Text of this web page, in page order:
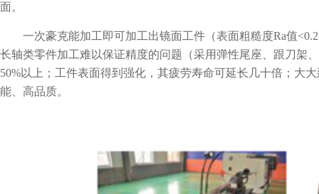
面。
一次豪克能加工即可加工出镜面工件（表面粗糙度Ra值
长轴类零件加工难以保证精度的问题（采用弹性尾座、跟刀架
50%以上；工件表面得到强化，其疲劳寿命可延长几十倍；大
能、高品质。